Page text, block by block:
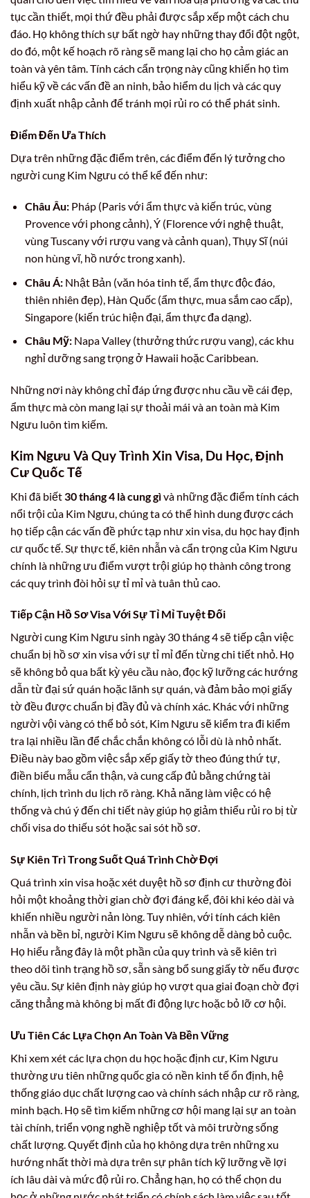
tục cần thiết, mọi thứ đều phải được sắp xếp một cách chu
đáo. Họ không thích sự bất ngờ hay những thay đổi đột ngột,
do đó, một kế hoạch rõ ràng sẽ mang lại cho họ cảm giác an
toàn và yên tâm. Tính cách cẩn trọng này cũng khiến họ tìm
hiểu kỹ về các vấn đề an ninh, bảo hiểm du lịch và các quy
định xuất nhập cảnh để tránh mọi rủi ro có thể phát sinh.
Điểm Đến Ưa Thích
Dựa trên những đặc điểm trên, các điểm đến lý tưởng cho
người cung Kim Ngưu có thể kể đến như:
Châu Âu:Pháp (Paris với ẩm thực và kiến trúc, vùng
Provence với phong cảnh), Ý (Florence với nghệ thuật,
vùng Tuscany với rượu vang và cảnh quan), Thụy Sĩ (núi
non hùng vĩ, hồ nước trong xanh).
Châu Á:Nhật Bản (văn hóa tinh tế, ẩm thực độc đáo,
thiên nhiên đẹp), Hàn Quốc (ẩm thực, mua sắm cao cấp),
Singapore (kiến trúc hiện đại, ẩm thực đa dạng).
Châu Mỹ:Napa Valley (thưởng thức rượu vang), các khu
nghỉ dưỡng sang trọng ở Hawaii hoặc Caribbean.
Những nơi này không chỉ đáp ứng được nhu cầu về cái đẹp,
ẩm thực mà còn mang lại sự thoải mái và an toàn mà Kim
Ngưu luôn tìm kiếm.
Kim Ngưu Và Quy Trình Xin Visa, Du Học, Định
Cư Quốc Tế
Khi đã biết30 tháng 4 là cung gìvà những đặc điểm tính cách
nổi trội của Kim Ngưu, chúng ta có thể hình dung được cách
họ tiếp cận các vấn đề phức tạp như xin visa, du học hay định
cư quốc tế. Sự thực tế, kiên nhẫn và cẩn trọng của Kim Ngưu
chính là những ưu điểm vượt trội giúp họ thành công trong
các quy trình đòi hỏi sự tỉ mỉ và tuân thủ cao.
Tiếp Cận Hồ Sơ Visa Với Sự Tỉ Mỉ Tuyệt Đối
Người cung Kim Ngưu sinh ngày 30 tháng 4 sẽ tiếp cận việc
chuẩn bị hồ sơ xin visa với sự tỉ mỉ đến từng chi tiết nhỏ. Họ
sẽ không bỏ qua bất kỳ yêu cầu nào, đọc kỹ lưỡng các hướng
dẫn từ đại sứ quán hoặc lãnh sự quán, và đảm bảo mọi giấy
tờ đều được chuẩn bị đầy đủ và chính xác. Khác với những
người vội vàng có thể bỏ sót, Kim Ngưu sẽ kiểm tra đi kiểm
tra lại nhiều lần để chắc chắn không có lỗi dù là nhỏ nhất.
Điều này bao gồm việc sắp xếp giấy tờ theo đúng thứ tự,
điền biểu mẫu cẩn thận, và cung cấp đủ bằng chứng tài
chính, lịch trình du lịch rõ ràng. Khả năng làm việc có hệ
thống và chú ý đến chi tiết này giúp họ giảm thiểu rủi ro bị từ
chối visa do thiếu sót hoặc sai sót hồ sơ.
Sự Kiên Trì Trong Suốt Quá Trình Chờ Đợi
Quá trình xin visa hoặc xét duyệt hồ sơ định cư thường đòi
hỏi một khoảng thời gian chờ đợi đáng kể, đôi khi kéo dài và
khiến nhiều người nản lòng. Tuy nhiên, với tính cách kiên
nhẫn và bền bỉ, người Kim Ngưu sẽ không dễ dàng bỏ cuộc.
Họ hiểu rằng đây là một phần của quy trình và sẽ kiên trì
theo dõi tình trạng hồ sơ, sẵn sàng bổ sung giấy tờ nếu được
yêu cầu. Sự kiên định này giúp họ vượt qua giai đoạn chờ đợi
căng thẳng mà không bị mất đi động lực hoặc bỏ lỡ cơ hội.
Ưu Tiên Các Lựa Chọn An Toàn Và Bền Vững
Khi xem xét các lựa chọn du học hoặc định cư, Kim Ngưu
thường ưu tiên những quốc gia có nền kinh tế ổn định, hệ
thống giáo dục chất lượng cao và chính sách nhập cư rõ ràng,
minh bạch. Họ sẽ tìm kiếm những cơ hội mang lại sự an toàn
tài chính, triển vọng nghề nghiệp tốt và môi trường sống
chất lượng. Quyết định của họ không dựa trên những xu
hướng nhất thời mà dựa trên sự phân tích kỹ lưỡng về lợi
ích lâu dài và mức độ rủi ro. Chẳng hạn, họ có thể chọn du